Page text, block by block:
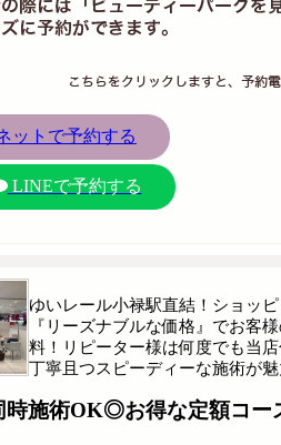
ットで予約する
LINEで予約する
時施術OK◎お得な定額コ
ゆいレール小禄駅直結！ショッ
『リーズナブルな価格』でお客
料！リピーター様は何度でも当
丁寧且つスピーディーな施術が